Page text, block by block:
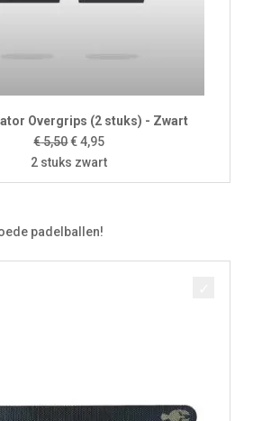
Overgrips (2 stuks) - Zwart
€5,50Oorspronkelijke
prijs
was:
€4,95Huidige
prijs
is:
2 stuks zwart
padelballen!